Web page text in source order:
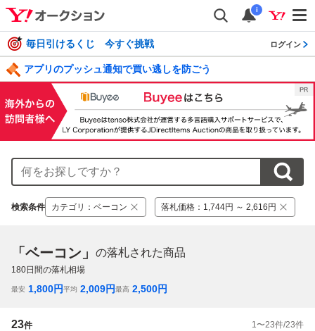
i
毎日引けるくじ 今すぐ挑戦 ログイン
アプリのプッシュ通知で買い逃しを防ごう
検索条件 カテゴリ ： ベーコン 落札価格 ： 1,744円 ～ 2,616円
「ベーコン」 の落札された商品
180日間の落札相場
最安 1,800円平均 2,009円最高 2,500円
23件 1 〜23件/23件